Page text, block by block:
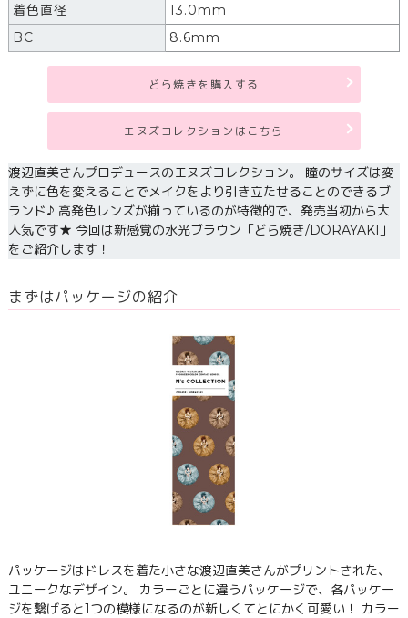
着色直径
13.0mm
BC
8.6mm
どら焼きを購入する
エヌズコレクションはこちら
渡辺直美さんプロデュースのエヌズコレクション。 瞳のサイズは変
えずに色を変えることでメイクをより引き立たせることのできるブ
ランド♪ 高発色レンズが揃っているのが特徴的で、発売当初から大
人気です★ 今回は新感覚の水光ブラウン「どら焼き/DORAYAKI」
をご紹介します！
まずはパッケージの紹介
パッケージはドレスを着た小さな渡辺直美さんがプリントされた、
ユニークなデザイン。 カラーごとに違うパッケージで、各パッケー
ジを繋げると1つの模様になるのが新しくてとにかく可愛い！ カラー